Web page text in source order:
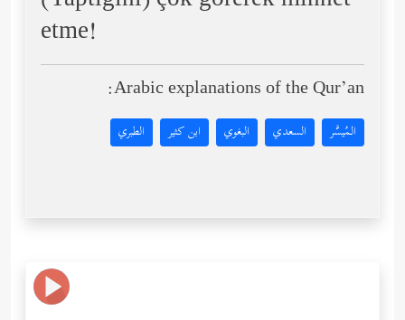
etme!
Arabic explanations of the Qur’an:
المُيسَّر السعدي البغوي ابن كثير الطبري